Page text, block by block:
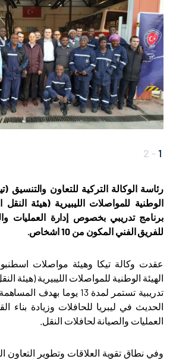
1
-
2
رئاسة الوكالة التركية للتعاون والتنسيق
الوطنية للمواصلات الليبيرية (هيئة النقل
برنامج تدريبي بخصوص إدارة العمليات
للفريق الفني المكون من 10 اشخاص.
عقدت وكالة تيكا وهيئة مواصلات
الهيئة الوطنية للمواصلات الليبيرية (هيئة
تدريبية تستمر لمدة 13 يوما
الحديث في ليبريا للحافلات وزيادة بناء
العمليات والصيانة لحافلات النقل.
وفي نطاق تقوية العلاقات وتطوير التعاون